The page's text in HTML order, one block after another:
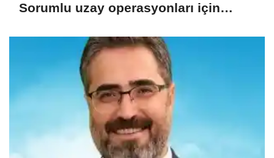
Sorumlu uzay operasyonları için